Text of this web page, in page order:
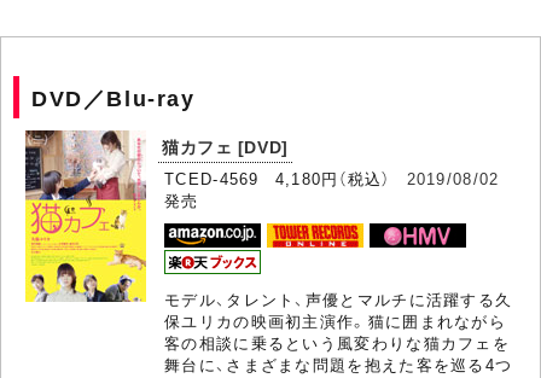
DVD／Blu-ray
猫カフェ [DVD]
TCED-4569 4,180円（税込） 2019/08/02
発売
モデル、タレント、声優とマルチに活躍する久
保ユリカの映画初主演作。猫に囲まれながら
客の相談に乗るという風変わりな猫カフェを
舞台に、さまざまな問題を抱えた客を巡る4つ